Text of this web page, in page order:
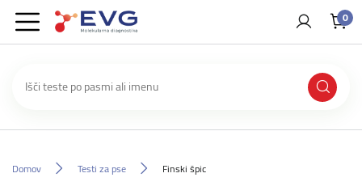
0
Domov Testi za pse Finski špic